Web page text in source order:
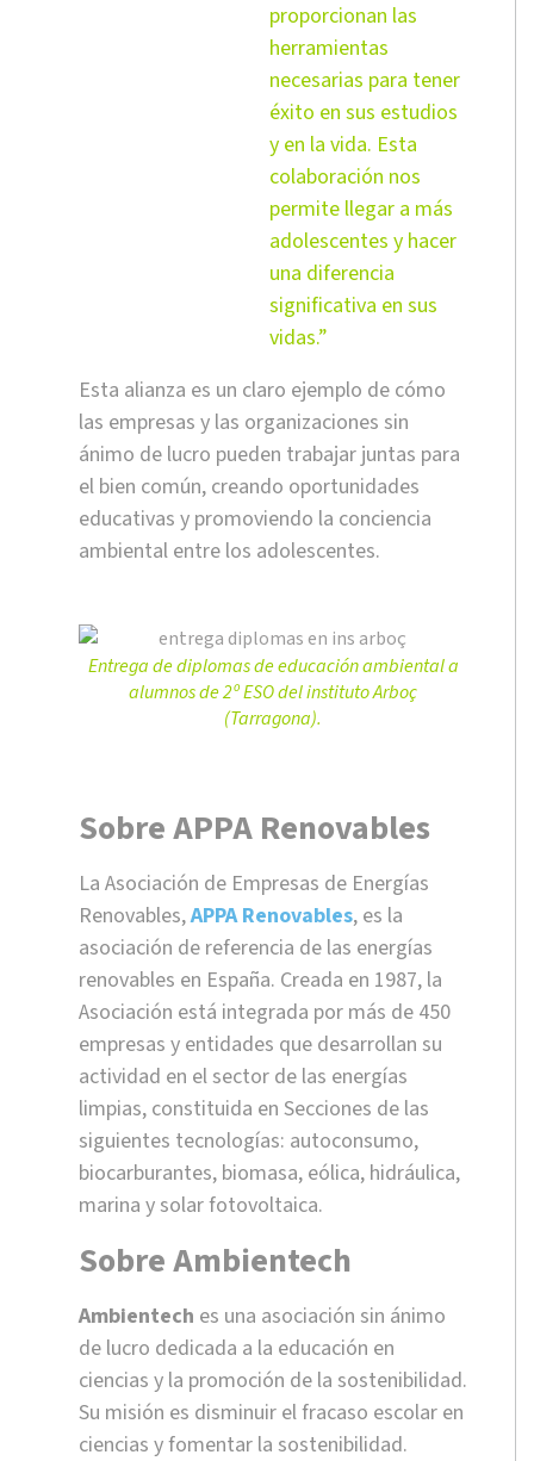
proporcionan las
herramientas
necesarias para tener
éxito en sus estudios
y en la vida. Esta
colaboración nos
permite llegar a más
adolescentes y hacer
una diferencia
significativa en sus
vidas.”
Esta alianza es un claro ejemplo de cómo
las empresas y las organizaciones sin
ánimo de lucro pueden trabajar juntas para
el bien común, creando oportunidades
educativas y promoviendo la conciencia
ambiental entre los adolescentes.
Entrega de diplomas de educación ambiental a
alumnos de 2º ESO del instituto Arboç
(Tarragona).
Sobre APPA Renovables
La Asociación de Empresas de Energías
Renovables,APPA Renovables, es la
asociación de referencia de las energías
renovables en España. Creada en 1987, la
Asociación está integrada por más de 450
empresas y entidades que desarrollan su
actividad en el sector de las energías
limpias, constituida en Secciones de las
siguientes tecnologías: autoconsumo,
biocarburantes, biomasa, eólica, hidráulica,
marina y solar fotovoltaica.
Sobre Ambientech
Ambientech es una asociación sin ánimo
de lucro dedicada a la educación en
ciencias y la promoción de la sostenibilidad.
Su misión es disminuir el fracaso escolar en
ciencias y fomentar la sostenibilidad.